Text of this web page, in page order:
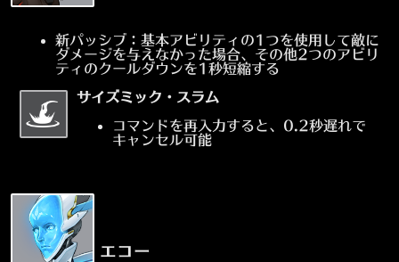
新パッシブ：基本アビリティの1つを使用して敵に
ダメージを与えなかった場合、その他2つのアビリ
ティのクールダウンを1秒短縮する
サイズミック・スラム
コマンドを再入力すると、0.2秒遅れで
キャンセル可能
エコー